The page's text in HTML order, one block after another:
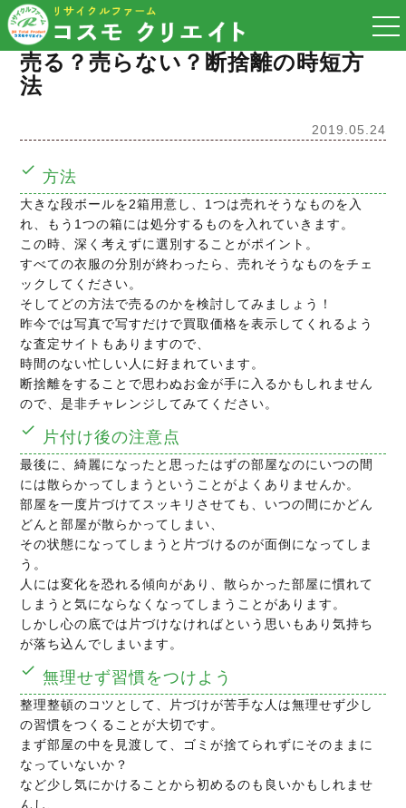
売る？売らない？断捨離の時短方
法
2019.05.24
方法
大きな段ボールを2箱用意し、1つは売れそうなものを入
れ、もう1つの箱には処分するものを入れていきます。
この時、深く考えずに選別することがポイント。
すべての衣服の分別が終わったら、売れそうなものをチェ
ックしてください。
そしてどの方法で売るのかを検討してみましょう！
昨今では写真で写すだけで買取価格を表示してくれるよう
な査定サイトもありますので、
時間のない忙しい人に好まれています。
断捨離をすることで思わぬお金が手に入るかもしれません
ので、是非チャレンジしてみてください。
片付け後の注意点
最後に、綺麗になったと思ったはずの部屋なのにいつの間
には散らかってしまうということがよくありませんか。
部屋を一度片づけてスッキリさせても、いつの間にかどん
どんと部屋が散らかってしまい、
その状態になってしまうと片づけるのが面倒になってしま
う。
人には変化を恐れる傾向があり、散らかった部屋に慣れて
しまうと気にならなくなってしまうことがあります。
しかし心の底では片づけなければという思いもあり気持ち
が落ち込んでしまいます。
無理せず習慣をつけよう
整理整頓のコツとして、片づけが苦手な人は無理せず少し
の習慣をつくることが大切です。
まず部屋の中を見渡して、ゴミが捨てられずにそのままに
なっていないか？
など少し気にかけることから初めるのも良いかもしれませ
んし、